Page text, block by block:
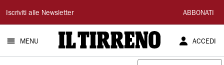
Il
Tirreno
Iscriviti alle Newsletter ABBONATI
MENU ACCEDI